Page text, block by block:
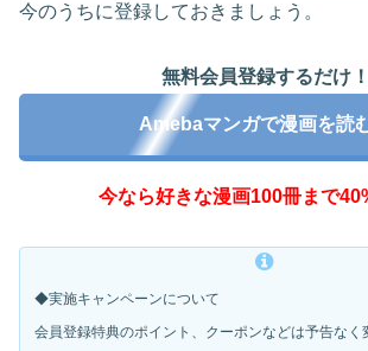
今のうちに登録しておきましょう。
無料会員登録するだけ！
Amebaマンガで漫画を読
今なら好きな漫画100冊まで
◆実施キャンペーンについて
会員登録特典のポイント、クーポンなどは予告なく